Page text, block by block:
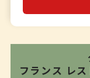
フランス レ